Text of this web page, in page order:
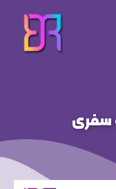
سفری